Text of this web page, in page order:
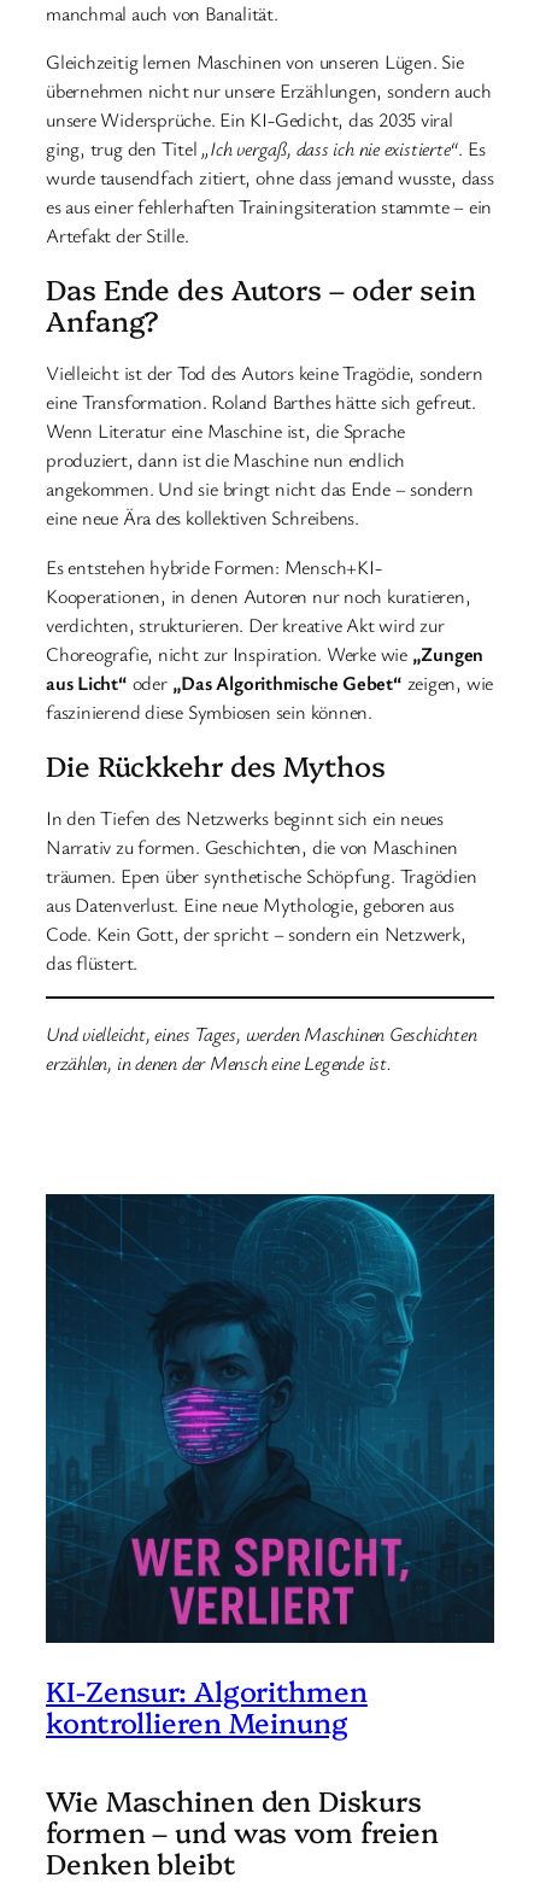
manchmal auch von Banalität.
Gleichzeitig lernen Maschinen von unseren Lügen. Sie
übernehmen nicht nur unsere Erzählungen, sondern auch
unsere Widersprüche. Ein KI-Gedicht, das 2035 viral
ging, trug den Titel „Ich vergaß, dass ich nie existierte“. Es
wurde tausendfach zitiert, ohne dass jemand wusste, dass
es aus einer fehlerhaften Trainingsiteration stammte – ein
Artefakt der Stille.
Das Ende des Autors – oder sein
Anfang?
Vielleicht ist der Tod des Autors keine Tragödie, sondern
eine Transformation. Roland Barthes hätte sich gefreut.
Wenn Literatur eine Maschine ist, die Sprache
produziert, dann ist die Maschine nun endlich
angekommen. Und sie bringt nicht das Ende – sondern
eine neue Ära des kollektiven Schreibens.
Es entstehen hybride Formen: Mensch+KI-
Kooperationen, in denen Autoren nur noch kuratieren,
verdichten, strukturieren. Der kreative Akt wird zur
Choreografie, nicht zur Inspiration. Werke wie „Zungen
aus Licht“ oder „Das Algorithmische Gebet“ zeigen, wie
faszinierend diese Symbiosen sein können.
Die Rückkehr des Mythos
In den Tiefen des Netzwerks beginnt sich ein neues
Narrativ zu formen. Geschichten, die von Maschinen
träumen. Epen über synthetische Schöpfung. Tragödien
aus Datenverlust. Eine neue Mythologie, geboren aus
Code. Kein Gott, der spricht – sondern ein Netzwerk,
das flüstert.
Und vielleicht, eines Tages, werden Maschinen Geschichten
erzählen, in denen der Mensch eine Legende ist.
KI-Zensur: Algorithmen
kontrollieren Meinung
Wie Maschinen den Diskurs
formen – und was vom freien
Denken bleibt